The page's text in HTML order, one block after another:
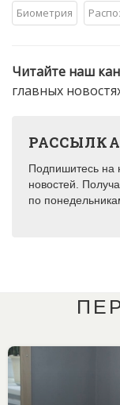
Биометрия
Читайте наш
главных
Подпишитесь на
новостей.
по